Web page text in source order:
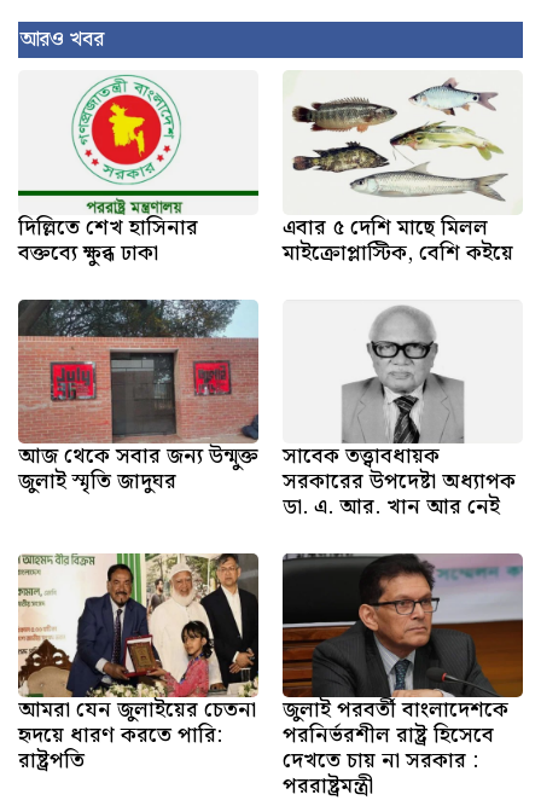
আরও খবর
দিল্লিতে শেখ হাসিনার
বক্তব্যে ক্ষুব্ধ ঢাকা
এবার ৫ দেশি মাছে মিলল
মাইক্রোপ্লাস্টিক, বেশি কইয়ে
আজ থেকে সবার জন্য উন্মুক্ত
জুলাই স্মৃতি জাদুঘর
সাবেক তত্ত্বাবধায়ক
সরকারের উপদেষ্টা অধ্যাপক
ডা. এ. আর. খান আর নেই
আমরা যেন জুলাইয়ের চেতনা
হৃদয়ে ধারণ করতে পারি:
রাষ্ট্রপতি
জুলাই পরবর্তী বাংলাদেশকে
পরনির্ভরশীল রাষ্ট্র হিসেবে
দেখতে চায় না সরকার :
পররাষ্ট্রমন্ত্রী